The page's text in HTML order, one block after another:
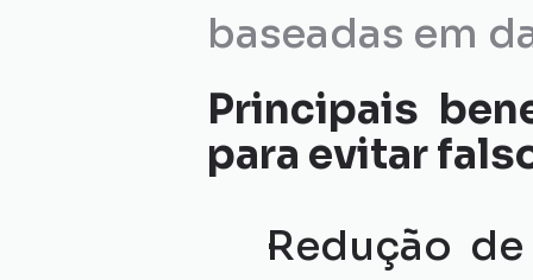
baseadas em
Principais
para evitar
Redução